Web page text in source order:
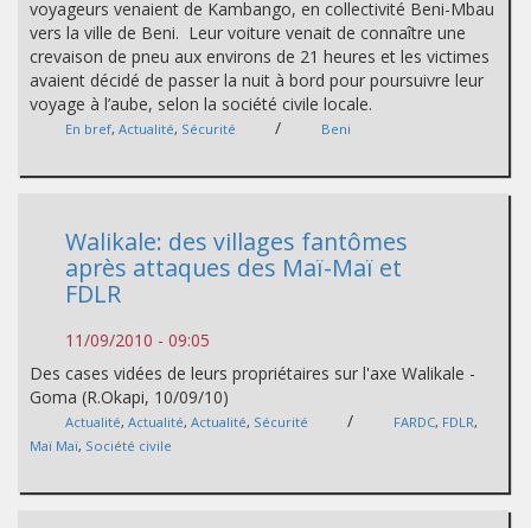
voyageurs venaient de Kambango, en collectivité Beni-Mbau
vers la ville de Beni. Leur voiture venait de connaître une
crevaison de pneu aux environs de 21 heures et les victimes
avaient décidé de passer la nuit à bord pour poursuivre leur
voyage à l’aube, selon la société civile locale.
En bref, Actualité, Sécurité / Beni
Walikale: des villages fantômes
après attaques des Maï-Maï et
FDLR
11/09/2010 - 09:05
Des cases vidées de leurs propriétaires sur l'axe Walikale -
Goma (R.Okapi, 10/09/10)
Actualité, Actualité, Actualité, Sécurité / FARDC, FDLR,
Maï Maï, Société civile